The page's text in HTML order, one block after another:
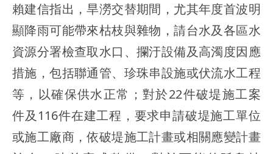
賴建信指出，旱澇交替期間，尤其年度首波明
顯降雨可能帶來枯枝與雜物，請台水及各區水
資源分署檢查取水口、攔汙設備及高濁度因應
措施，包括聯通管、珍珠串設施或伏流水工程
等，以確保供水正常；對於22件破堤施工案
件及116件在建工程，要求申請破堤施工單位
或施工廠商，依破堤施工計畫或相關應變計畫